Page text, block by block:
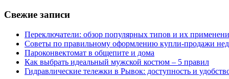
Свежие записи
Переключатели: обзор популярных типов и их
Советы по правильному оформлению купли-продажи
Пароконвектомат в общепите и дома
Как выбрать идеальный мужской костюм – 5 правил
Гидравлические тележки в Рывок: доступность и